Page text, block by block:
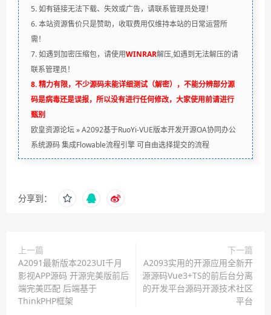
5. 如有链接无法下载、失效或广告，请联系管理员处理！
6. 本站资源售价只是赞助，收取费用仅维持本站的日常运营所
需！
7. 如遇到加密压缩包，请使用WINRAR解压,如遇到无法解压的请
联系管理员！
8. 精力有限，不少源码未能详细测试（解密），不能分辨部分源
码是病毒还是误报，所以没有进行任何修改，大家使用前请进行
甄别
欧皇资源论坛»A2092基于RuoYi-VUE版本开发开源OA协同办公
系统源码 集成Flowable流程引擎 可自由选择提交的流程
分享到：
上一篇
A2091最新版本2023UI千月
影视APP源码 开源完美版前后
端完美匹配 后端基于
ThinkPHP框架
下一篇
A2093实用的开源应用全新开
源源码Vue3+TS的前后台分离
的开发平台源码开源技术社区
平台